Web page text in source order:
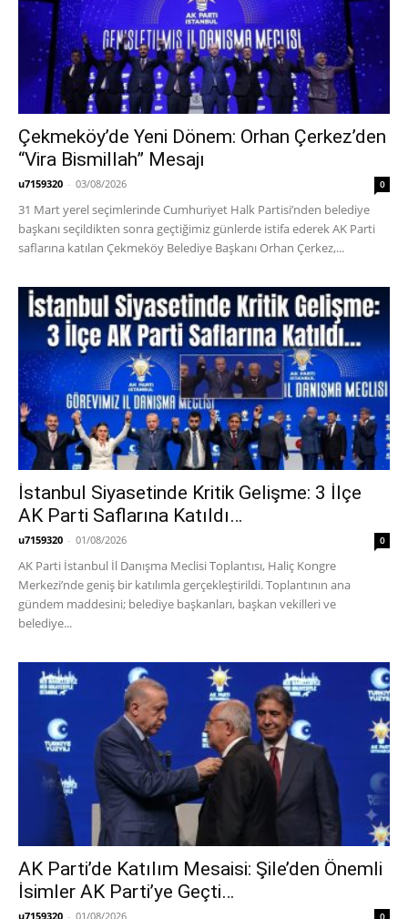
Çekmeköy’de Yeni Dönem: Orhan Çerkez’den
“Vira Bismillah” Mesajı
u7159320 - 03/08/2026 0
31 Mart yerel seçimlerinde Cumhuriyet Halk Partisi’nden belediye
başkanı seçildikten sonra geçtiğimiz günlerde istifa ederek AK Parti
saflarına katılan Çekmeköy Belediye Başkanı Orhan Çerkez,...
İstanbul Siyasetinde Kritik Gelişme: 3 İlçe
AK Parti Saflarına Katıldı…
u7159320 - 01/08/2026 0
AK Parti İstanbul İl Danışma Meclisi Toplantısı, Haliç Kongre
Merkezi’nde geniş bir katılımla gerçekleştirildi. Toplantının ana
gündem maddesini; belediye başkanları, başkan vekilleri ve
belediye...
AK Parti’de Katılım Mesaisi: Şile’den Önemli
İsimler AK Parti’ye Geçti…
u7159320 - 01/08/2026 0